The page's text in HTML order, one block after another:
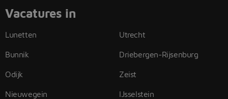
Vacatures in
Lunetten
Bunnik
Odijk
Nieuwegein
Utrecht
Driebergen-Rijsenburg
Zeist
IJsselstein